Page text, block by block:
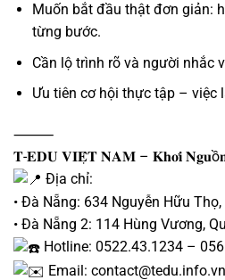
Muốn bắt đầu thật đơn giản:
từng bước.
Cần lộ trình rõvà người nhắc
Ưu tiên cơ hội thực tập – việc
⸻
𝐓-𝐄𝐃𝐔 𝐕𝐈𝐄̣̂𝐓 𝐍𝐀𝐌 – 𝐊𝐡𝐨̛𝐢 𝐍𝐠𝐮ồ𝐧
Địa chỉ:
• Đà Nẵng: 634 Nguyễn Hữu
• Đà Nẵng 2: 114 Hùng Vương,
Hotline: 0522.43.1234 –
Email: contact@tedu.info.vn